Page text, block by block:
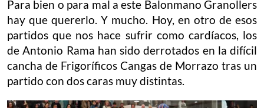
Para bien o para mal a este Balonmano Granollers
hay que quererlo. Y mucho. Hoy, en otro de esos
partidos que nos hace sufrir como cardíacos, los
de Antonio Rama han sido derrotados en la difícil
cancha de Frigoríficos Cangas de Morrazo tras un
partido con dos caras muy distintas.